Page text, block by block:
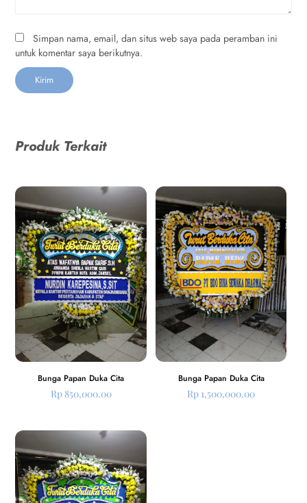
Simpan nama, email, dan situs web saya pada peramban ini
untuk komentar saya berikutnya.
Produk Terkait
Bunga Papan Duka Cita
Rp850,000.00
Bunga Papan Duka Cita
Rp 1,500,000.00